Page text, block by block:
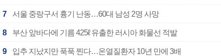
7 서울 중랑구서 흉기 난동…60대 남성 2명 사망
8 부산 앞바다에 기름 425ℓ 유출한 러시아 화물선 적발
9 입추 지났지만 푹푹 찐다…온열질환자 10년 만에 3배